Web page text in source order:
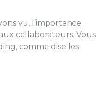
vu, l’importance
collaborateurs. Vous
comme dise les